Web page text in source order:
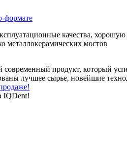
формате
качества,
металлокерамических мостов
современный продукт, который
лучшее сырье, новейшие
IQDent!